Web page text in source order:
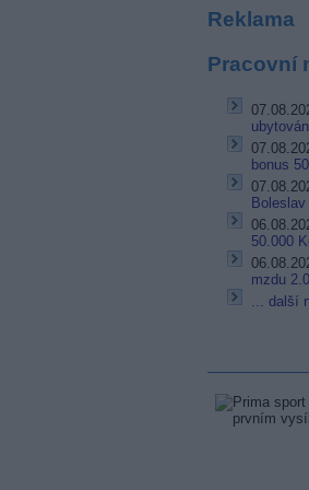
Reklama
Pracovní
bonus
Boleslav
50.000
mzdu
... další